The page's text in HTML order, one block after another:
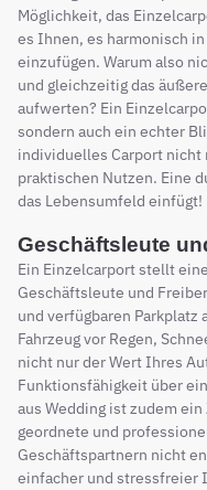
Möglichkeit, das
es Ihnen, es harmonisch
einzufügen. Warum also
und gleichzeitig das
aufwerten? Ein
sondern auch ein echter
individuelles Carport nicht
praktischen Nutzen. Eine
das Lebensumfeld einfügt!
Geschäftsleute
Ein Einzelcarport stellt
Geschäftsleute und
und verfügbaren
Fahrzeug vor Regen,
nicht nur der Wert Ihres
Funktionsfähigkeit über
aus Wedding ist zudem
geordnete und
Geschäftspartnern nicht
einfacher und stressfreier